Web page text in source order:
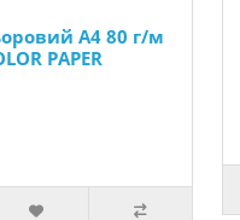
А4 80 г/м
PAPER